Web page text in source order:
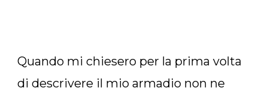
Quando mi chiesero per la prima volta
di descrivere il mio armadio non ne